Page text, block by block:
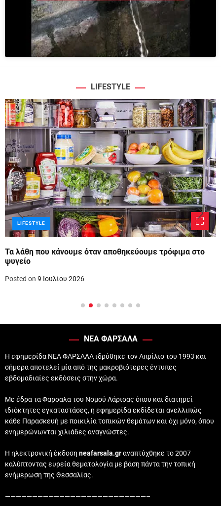
LIFESTYLE
LIFESTYLE
Τα λάθη που κάνουμε όταν αποθηκεύουμε τρόφιμα στο
ψυγείο
Posted on 9 Ιουλίου 2026
ΝΕΑ ΦΑΡΣΑΛΑ
Η εφημερίδα ΝΕΑ ΦΑΡΣΑΛΑ ιδρύθηκε τον Απρίλιο του 1993 και
σήμερα αποτελεί μία από της μακροβιότερες έντυπες
εβδομαδιαίες εκδόσεις στην χώρα.
Με έδρα τα Φαρσαλα του Νομού Λάρισας όπου και διατηρεί
ιδιόκτητες εγκαταστάσες, η εφημερίδα εκδίδεται ανελλιπώς
κάθε Παρασκευή με ποικιλία τοπικών θεμάτων και όχι μόνο, όπου
ενημερώνωνται χιλιάδες αναγνώστες.
Η ηλεκτρονική έκδοση neafarsala.grαναπτύχθηκε το 2007
καλύπτοντας ευρεία θεματολογία με βάση πάντα την τοπική
ενήμερωση της Θεσσαλίας.
——————————————————————————–